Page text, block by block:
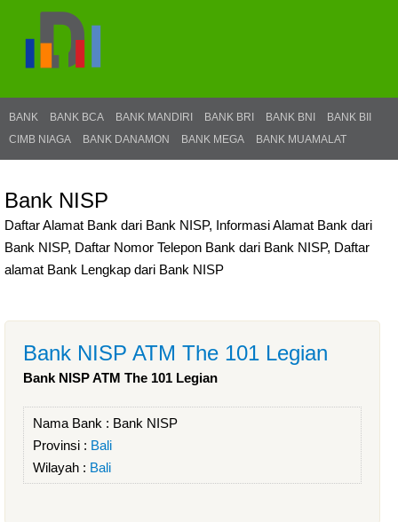
BANK BANK BCA BANK MANDIRI BANK BRI BANK BNI
BANK BII
CIMB NIAGA
BANK DANAMON BANK MEGA BANK MUAMALAT
Bank NISP
Daftar Alamat Bank dari Bank NISP, Informasi Alamat Bank dari
Bank NISP, Daftar Nomor Telepon Bank dari Bank NISP, Daftar
alamat Bank Lengkap dari Bank NISP
Bank NISP ATM The 101 Legian
Bank NISP ATM The 101 Legian
Nama Bank : Bank NISP
Provinsi : Bali
Wilayah : Bali